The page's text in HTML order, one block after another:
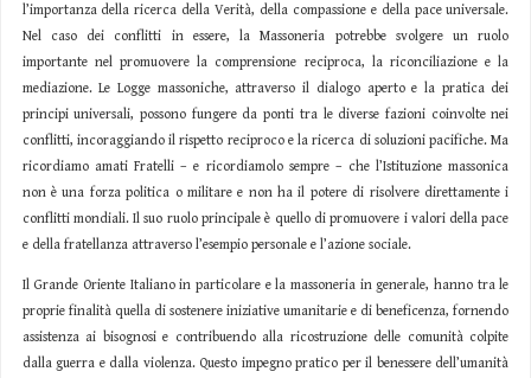
l’importanza della ricerca della Verità, della compassione e della pace universale.
Nel caso dei conflitti in essere, la Massoneria potrebbe svolgere un ruolo
importante nel promuovere la comprensione reciproca, la riconciliazione e la
mediazione. Le Logge massoniche, attraverso il dialogo aperto e la pratica dei
principi universali, possono fungere da ponti tra le diverse fazioni coinvolte nei
conflitti, incoraggiando il rispetto reciproco e la ricerca di soluzioni pacifiche. Ma
ricordiamo amati Fratelli – e ricordiamolo sempre – che l’Istituzione massonica
non è una forza politica o militare e non ha il potere di risolvere direttamente i
conflitti mondiali. Il suo ruolo principale è quello di promuovere i valori della pace
e della fratellanza attraverso l’esempio personale e l’azione sociale.
Il Grande Oriente Italiano in particolare e la massoneria in generale, hanno tra le
proprie finalità quella di sostenere iniziative umanitarie e di beneficenza, fornendo
assistenza ai bisognosi e contribuendo alla ricostruzione delle comunità colpite
dalla guerra e dalla violenza. Questo impegno pratico per il benessere dell’umanità